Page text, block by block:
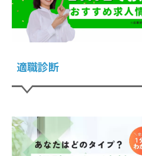
適職診断